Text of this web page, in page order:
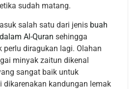
sudah matang.
salah satu dari jenis buah
Al-Quran sehingga
diragukan lagi. Olahan
minyak zaitun dikenal
sangat baik untuk
dikarenakan kandungan lemak